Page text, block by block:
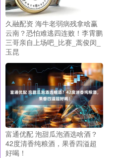
久融配资 海牛老弱病残拿啥赢
云南？恐怕难逃四连败！李霄鹏
三哥亲自上场吧_比赛_蒿俊闵_
玉昆
富通优配 泡甜瓜泡酒选啥酒？
42度清香纯粮酒，果香四溢超
好喝！